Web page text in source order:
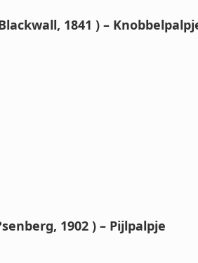
1841 ) –
1902 ) – Pijlpalpje